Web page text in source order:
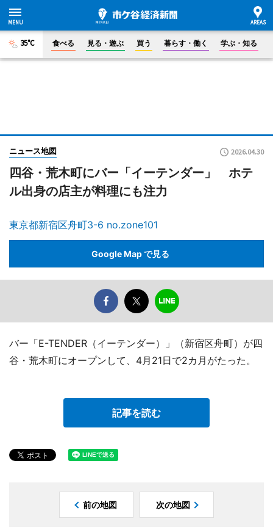
35°C 食べる 見る・遊ぶ 買う 暮らす・働く 学ぶ・知る
ニュース地図 2026.04.30
四谷・荒木町にバー「イーテンダー」 ホテ
ル出身の店主が料理にも注力
東京都新宿区舟町3-6 no.zone101
Google Map で見る
バー「E-TENDER（イーテンダー）」（新宿区舟町）が四
谷・荒木町にオープンして、4月21日で2カ月がたった。
記事を読む
前の地図 次の地図